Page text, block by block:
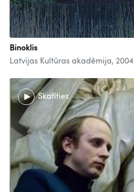
Binoklis
Latvijas Kultūras akadēmija, 2004
Skatīties